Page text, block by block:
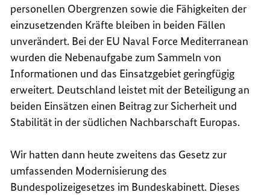
personellen Obergrenzen sowie die Fähigkeiten der
einzusetzenden Kräfte bleiben in beiden Fällen
unverändert. Bei der EU Naval Force Mediterranean
wurden die Nebenaufgabe zum Sammeln von
Informationen und das Einsatzgebiet geringfügig
erweitert. Deutschland leistet mit der Beteiligung an
beiden Einsätzen einen Beitrag zur Sicherheit und
Stabilität in der südlichen Nachbarschaft Europas.
Wir hatten dann heute zweitens das Gesetz zur
umfassenden Modernisierung des
Bundespolizeigesetzes im Bundeskabinett. Dieses